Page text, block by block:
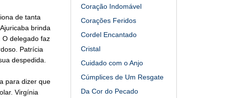
de tanta
brinda
delegado faz
Patrícia
despedida.
para dizer que
Virgínia
Coração Indomável
Corações Feridos
Cordel Encantado
Cristal
Cuidado com o Anjo
Cúmplices de Um Resgate
Da Cor do Pecado